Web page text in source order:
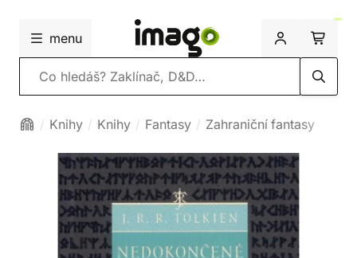
menu
Vyhledávání
Knihy Knihy Fantasy Zahraniční fantasy